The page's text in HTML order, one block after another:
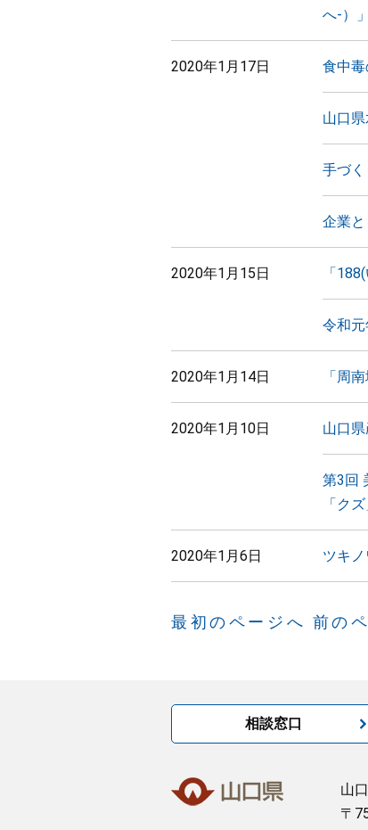
へ-）
2020年1月17日 食中
山口
手づ
企業
2020年1月15日 「
令和
2020年1月14日 「周
2020年1月10日 山口
第3回
「ク
2020年1月6日 ツキ
最初のページへ 前の
相談窓口
山
〒